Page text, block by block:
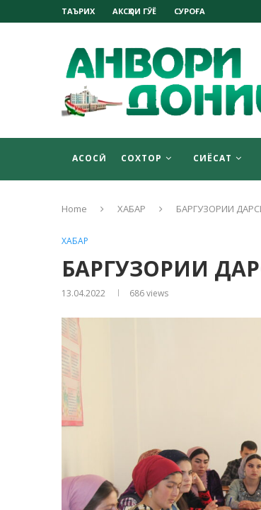
ТАЪРИХ АКСҲОИ ГӮЁ СУРОҒА
АСОСӢ СОХТОР СИЁСАТ
Home ХАБАР БАРГУЗОРИИ
ХАБАР
БАРГУЗОРИИ
13.04.2022 686views